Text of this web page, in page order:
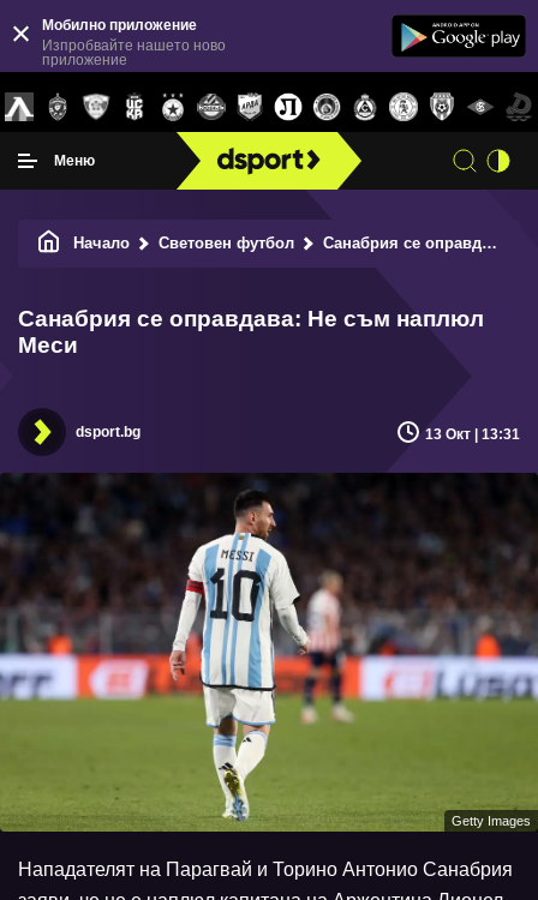
Мобилно приложение
Изпробвайте нашето ново
приложение
Меню
Начало Световен футбол Санабрия се оправдава: Не съм наплюл Меси
Санабрия се оправдава: Не съм наплюл
Меси
dsport.bg 13 Окт | 13:31
Getty Images
Нападателят на Парагвай и Торино Антонио Санабрия